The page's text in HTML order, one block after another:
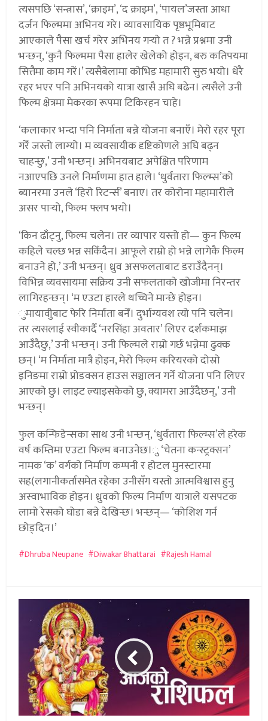
त्यसपछि ‘सन्त्रास’, ‘क्राइम’, ‘द क्राइम’, ‘पायल’जस्ता आधा
दर्जन फिल्ममा अभिनय गरे। व्यावसायिक पृष्ठभूमिबाट
आएकाले पैसा खर्च गरेर अभिनय गर्‍यो त ? भन्ने प्रश्नमा उनी
भन्छन्, ‘कुनै फिल्ममा पैसा हालेर खेलेको होइन, बरु कतिपयमा
सित्तैमा काम गरें।’ त्यसैबेलामा कोभिड महामारी सुरु भयो। धेरै
रहर भएर पनि अभिनयको यात्रा खासै अघि बढेन। त्यसैले उनी
फिल्म क्षेत्रमा मेकरका रूपमा टिकिरहन चाहे।
‘कलाकार भन्दा पनि निर्माता बन्ने योजना बनाएँ। मेरो रहर पूरा
गरेँ जस्तो लाग्यो। म व्यवसायीक दृष्टिकोणले अघि बढ्न
चाहन्छु,’ उनी भन्छन्। अभिनयबाट अपेक्षित परिणाम
नआएपछि उनले निर्माणमा हात हाले। ‘धुर्वतारा फिल्म्स’को
ब्यानरमा उनले ‘हिरो रिटर्न्स’ बनाए। तर कोरोना महामारीले
असर पार्‍यो, फिल्म फ्लप भयो।
‘किन ढाँट्नु, फिल्म चलेन। तर व्यापार यस्तो हो— कुन फिल्म
कहिले चल्छ भन्न सकिँदैन। आफूले राम्रो हो भन्ने लागेकै फिल्म
बनाउने हो,’ उनी भन्छन्। ध्रुव असफलताबाट डराउँदैनन्।
विभिन्न व्यवसायमा सक्रिय उनी सफलताको खोजीमा निरन्तर
लागिरहन्छन्। ‘म एउटा हारले थच्चिने मान्छे होइन।
ुमायावीुबाट फेरि निर्माता बनेँ। दुर्भाग्यवश त्यो पनि चलेन।
तर त्यसलाई स्वीकार्दै ‘नरसिंहा अवतार’ लिएर दर्शकमाझ
आउँदैछु,’ उनी भन्छन्। उनी फिल्मले राम्रो गर्छ भन्नेमा ढुक्क
छन्। ‘म निर्माता मात्रै होइन, मेरो फिल्म करियरको दोस्रो
इनिङमा राम्रो प्रोडक्सन हाउस सञ्चालन गर्ने योजना पनि लिएर
आएको छु। लाइट ल्याइसकेको छु, क्यामरा आउँदैछन्,’ उनी
भन्छन्।
फुल कन्फिडेन्सका साथ उनी भन्छन्, ‘धुर्वतारा फिल्म्स’ले हरेक
वर्ष कम्तिमा एउटा फिल्म बनाउनेछ।ु ‘चेतना कन्स्ट्रक्सन’
नामक ‘क’ वर्गको निर्माण कम्पनी र होटल मुनस्टारमा
सह(लगानीकर्तासमेत रहेका उनीसँग यस्तो आत्मविश्वास हुनु
अस्वाभाविक होइन। ध्रुवको फिल्म निर्माण यात्राले यसपटक
लामो रेसको घोडा बन्ने देखिन्छ। भन्छन्— ‘कोशिश गर्न
छोड्दिन।’
Dhruba Neupane Diwakar Bhattarai Rajesh Hamal